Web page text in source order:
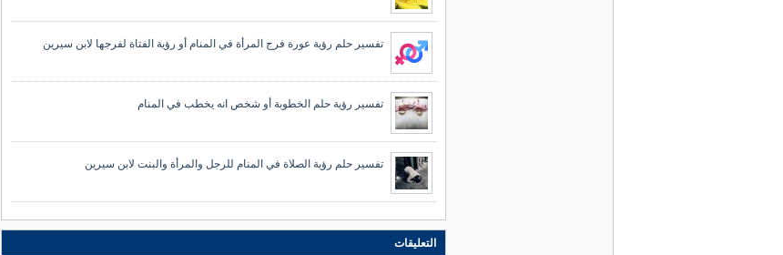
تفسير حلم رؤية عورة فرج المرأة في المنام أو رؤية الفتاة لفرجها لابن سيرين
تفسير رؤية حلم الخطوبة أو شخص انه يخطب في المنام
تفسير حلم رؤية الصلاة في المنام للرجل والمرأة والبنت لابن سيرين
التعليقات